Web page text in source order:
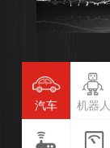
汽车 机器人